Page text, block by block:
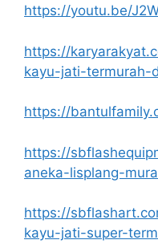
https://youtu.be/
https://
kayu-jati-termurah-
https://
https://
aneka-lisplang-
https://
kayu-jati-super-